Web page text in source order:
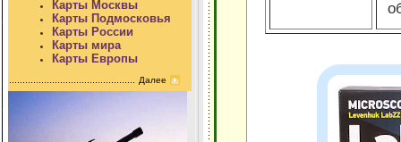
Карты Москвы
Карты Подмосковья
Карты России
Карты мира
Карты Европы
Далее